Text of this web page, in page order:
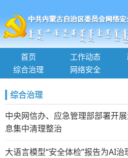
首页 工作动态
综合治理
网络安全
综合治理
中央网信办、应急管理部部署开
息集中清理整治
大语言模型“安全体检”报告为AI治